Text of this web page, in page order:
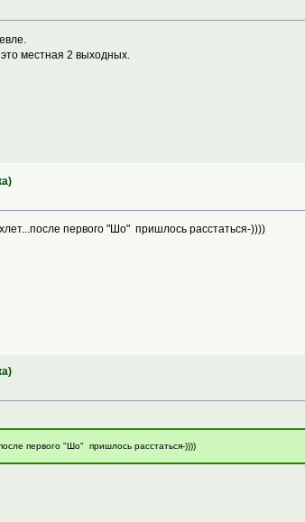
местная 2 выходных.
первого "Шо" пришлось расстаться-))))
первого "Шо" пришлось расстаться-))))